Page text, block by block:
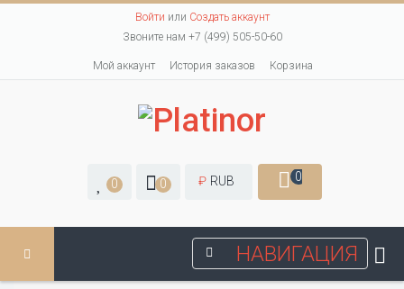
Войти или Создать аккаунт
Звоните нам +7 (499) 505-50-60
Мой аккаунт История заказов Корзина
0 0 ₽ RUB 0
НАВИГАЦИЯ